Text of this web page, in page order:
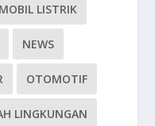
MOBIL LISTRIK
NEWS
OTOMOTIF
LINGKUNGAN